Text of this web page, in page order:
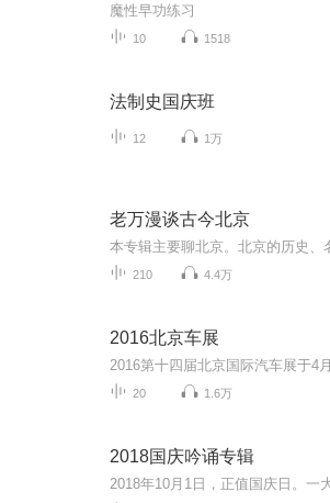
魔性早功练习
10 1518
法制史国庆班
12 1万
老万漫谈古今北京
210 4.4万
2016北京车展
20 1.6万
2018国庆吟诵专辑